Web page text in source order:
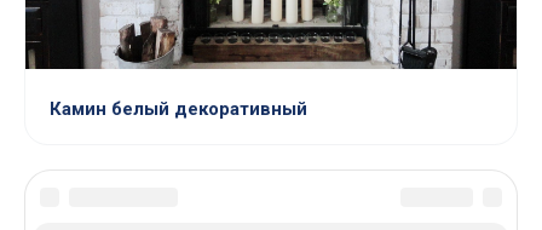
Камин белый декоративный